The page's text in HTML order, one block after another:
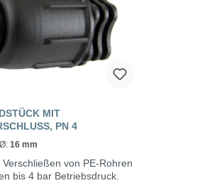
MIT
PN 4
16 mm
von PE-Rohren
bis 4 bar Betriebsdruck.